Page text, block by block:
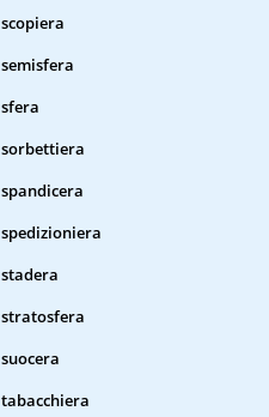
scopiera
semisfera
sfera
sorbettiera
spandicera
spedizioniera
stadera
stratosfera
suocera
tabacchiera